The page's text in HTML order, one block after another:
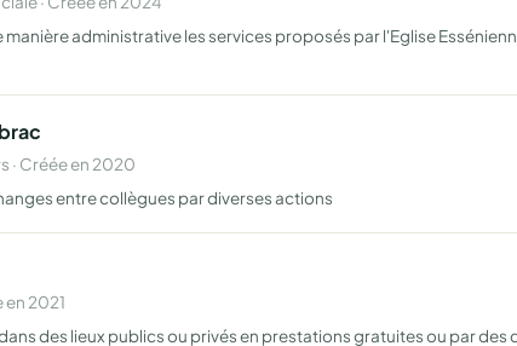
administrative les services proposés par l'Eglise
· Créée en 2020
entre collègues par diverses actions
en 2021
des lieux publics ou privés en prestations gratuites ou par des